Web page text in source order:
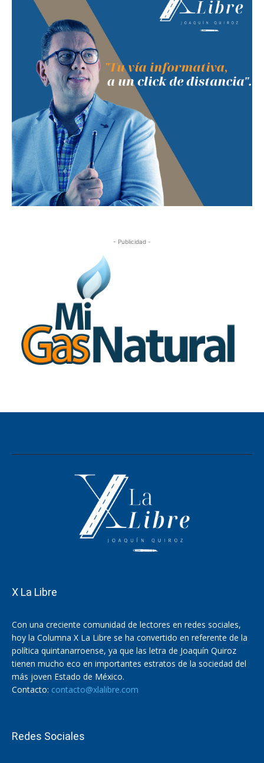
X La Libre
Con una creciente comunidad de lectores en redes sociales,
hoy la Columna X La Libre se ha convertido en referente de la
política quintanarroense, ya que las letra de Joaquín Quiroz
tienen mucho eco en importantes estratos de la sociedad del
más joven Estado de México.
Contacto: contacto@xlalibre.com
Redes Sociales